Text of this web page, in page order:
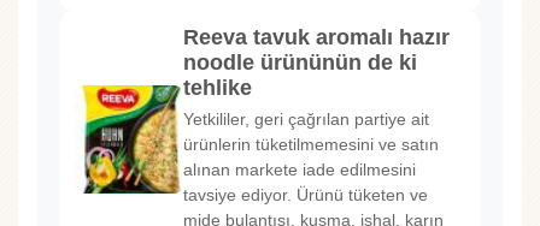
Reeva tavuk aromalı hazır
noodle ürününün de ki
tehlike
Yetkililer, geri çağrılan partiye ait
ürünlerin tüketilmemesini ve satın
alınan markete iade edilmesini
tavsiye ediyor. Ürünü tüketen ve
mide bulantısı, kusma, ishal, karın